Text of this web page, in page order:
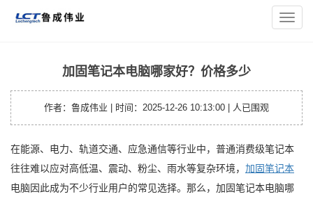
导
航
您的位置：主页
> 加固笔记本电脑哪家好？价格多
加固笔记本电脑哪家好？价格多少
作者：鲁成伟业 | 时间：2025-12-26 10:13:00 | 人已围观
在能源、电力、轨道交通、应急通信等行业中，普通消费级笔记本
往往难以应对高低温、震动、粉尘、雨水等复杂环境， 加固笔记本
电脑因此成为不少行业用户的常见选择。那么，加固笔记本电脑哪